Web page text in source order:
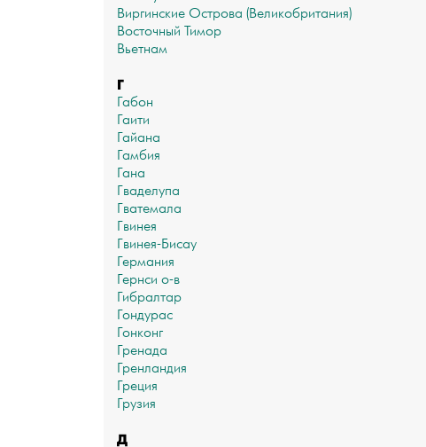
Виргинские Острова (Великобритания)
Восточный Тимор
Вьетнам
Г
Габон
Гаити
Гайана
Гамбия
Гана
Гваделупа
Гватемала
Гвинея
Гвинея-Бисау
Германия
Гернси о-в
Гибралтар
Гондурас
Гонконг
Гренада
Гренландия
Греция
Грузия
Д